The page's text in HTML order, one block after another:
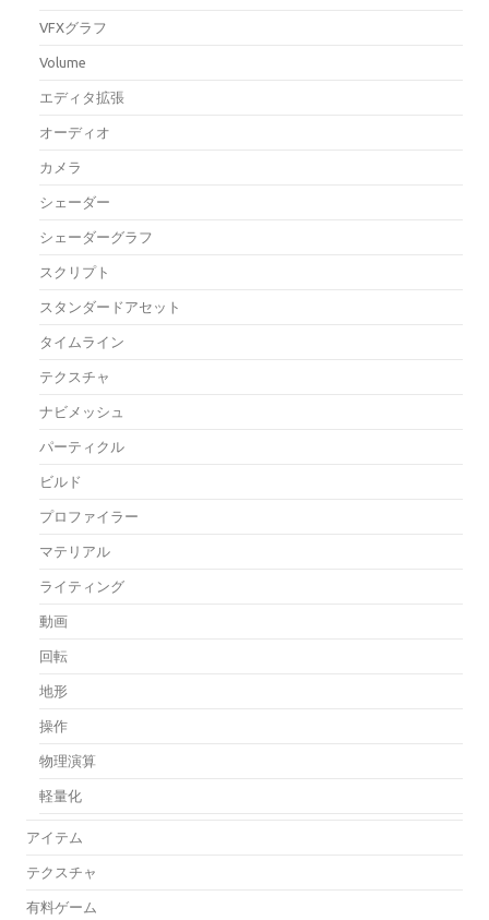
VFXグラフ
Volume
エディタ拡張
オーディオ
カメラ
シェーダー
シェーダーグラフ
スクリプト
スタンダードアセット
タイムライン
テクスチャ
ナビメッシュ
パーティクル
ビルド
プロファイラー
マテリアル
ライティング
動画
回転
地形
操作
物理演算
軽量化
アイテム
テクスチャ
有料ゲーム